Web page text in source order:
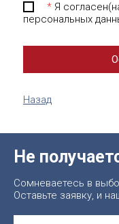
* Я
персональных
Назад
Не
Сомневаетесь в
Оставьте заявку, и